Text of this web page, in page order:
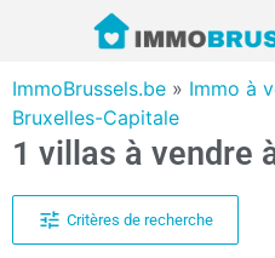
ImmoBrussels.be » Immo à
Bruxelles-Capitale
1 villas à vendre
Critères de recherche